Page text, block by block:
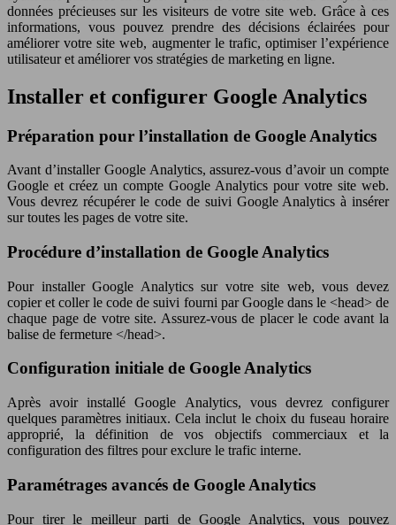
données précieuses sur les visiteurs de votre site web. Grâce à ces
informations, vous pouvez prendre des décisions éclairées pour
améliorer votre site web, augmenter le trafic, optimiser l’expérience
utilisateur et améliorer vos stratégies de marketing en ligne.
Installer et configurer Google Analytics
Préparation pour l’installation de Google Analytics
Avant d’installer Google Analytics, assurez-vous d’avoir un compte
Google et créez un compte Google Analytics pour votre site web.
Vous devrez récupérer le code de suivi Google Analytics à insérer
sur toutes les pages de votre site.
Procédure d’installation de Google Analytics
Pour installer Google Analytics sur votre site web, vous devez
copier et coller le code de suivi fourni par Google dans le <head> de
chaque page de votre site. Assurez-vous de placer le code avant la
balise de fermeture </head>.
Configuration initiale de Google Analytics
Après avoir installé Google Analytics, vous devrez configurer
quelques paramètres initiaux. Cela inclut le choix du fuseau horaire
approprié, la définition de vos objectifs commerciaux et la
configuration des filtres pour exclure le trafic interne.
Paramétrages avancés de Google Analytics
Pour tirer le meilleur parti de Google Analytics, vous pouvez